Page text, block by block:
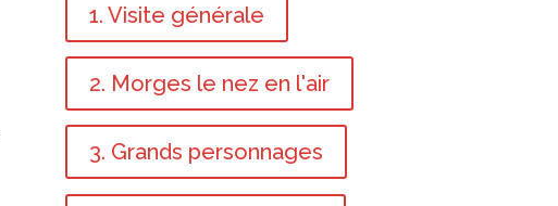
1. Visite générale
2. Morges le nez en l'air
3. Grands personnages